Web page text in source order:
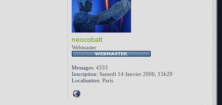
neocobalt
Webmaster
Messages: 4333
Inscription: Samedi 14 Janvier 2006, 15h29
Localisation: Paris